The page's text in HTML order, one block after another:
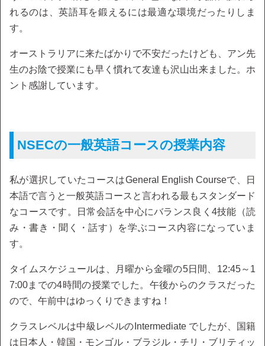
れるのは、英語耳を鍛えるには最適な環境だったりしま
す。
オーストラリアに来たばかりで不安だったけども、アン先
生のお陰で授業にも早く慣れて友達も沢山出来ました。ホ
ント感謝しています。
NSECの一般英語コースの授業内容
私が選択していたコースはGeneral English Courseで、日
本語で言うと一般英語コースと言われる最もスタンダード
なコースです。日常会話を中心にバランス良く4技能（読
み・書き・聞く・話す）を学ぶコース内容になっていま
す。
タイムスケジュールは、月曜から金曜の5日間、12:45～1
7:00までの4時間の授業でした。午後からのクラスだった
ので、午前中はゆっくりできますね！
クラスレベルは中級レベルのIntermediate でしたが、国籍
は日本人・韓国・モンゴル・ブラジル・チリ・ブリティッ